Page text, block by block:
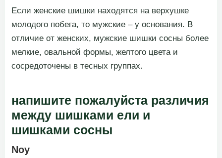
​Если женские шишки находятся на верхушке
молодого побега, то мужские – у основания. В
отличие от женских, мужские шишки сосны более
мелкие, овальной формы, желтого цвета и
сосредоточены в тесных группах.​
напишите пожалуйста различия
между шишками ели и
шишками сосны
Noy